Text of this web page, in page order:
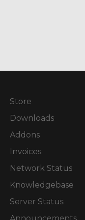
Store
Downloads
Addons
Invoices
Network Status
Knowledgebase
Server Status